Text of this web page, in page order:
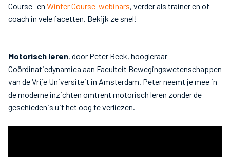
Course- en Winter Course-webinars, verder als trainer en of
coach in vele facetten. Bekijk ze snel!
Motorisch leren, door Peter Beek, hoogleraar
Coördinatiedynamica aan Faculteit Bewegingswetenschappen
van de Vrije Universiteit in Amsterdam. Peter neemt je mee in
de moderne inzichten omtrent motorisch leren zonder de
geschiedenis uit het oog te verliezen.